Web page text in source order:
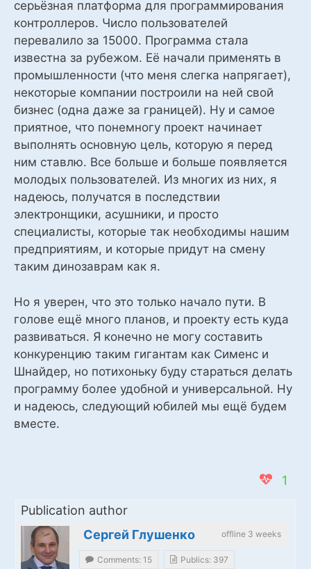
серьёзная платформа для программирования
контроллеров. Число пользователей
перевалило за 15000. Программа стала
известна за рубежом. Её начали применять в
промышленности (что меня слегка напрягает),
некоторые компании построили на ней свой
бизнес (одна даже за границей). Ну и самое
приятное, что понемногу проект начинает
выполнять основную цель, которую я перед
ним ставлю. Все больше и больше появляется
молодых пользователей. Из многих из них, я
надеюсь, получатся в последствии
электронщики, асушники, и просто
специалисты, которые так необходимы нашим
предприятиям, и которые придут на смену
таким динозаврам как я.
Но я уверен, что это только начало пути. В
голове ещё много планов, и проекту есть куда
развиваться. Я конечно не могу составить
конкуренцию таким гигантам как Сименс и
Шнайдер, но потихоньку буду стараться делать
программу более удобной и универсальной. Ну
и надеюсь, следующий юбилей мы ещё будем
вместе.
1
Publication author
offline 3 weeks
Сергей Глушенко
Comments: 15 Publics: 397